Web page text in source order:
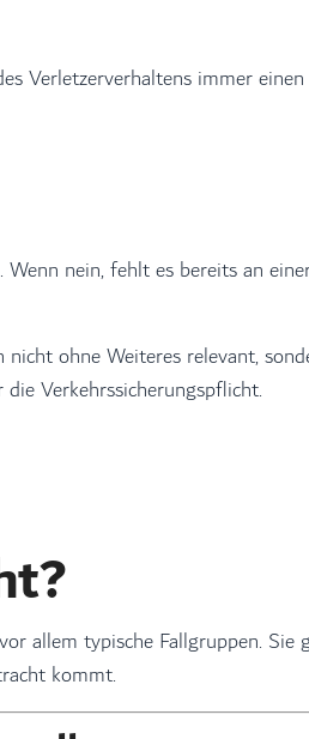
Verletzerverhaltens immer
nein, fehlt es bereits an
ohne Weiteres relevant,
Verkehrssicherungspflicht.
allem typische Fallgruppen. Sie
kommt.